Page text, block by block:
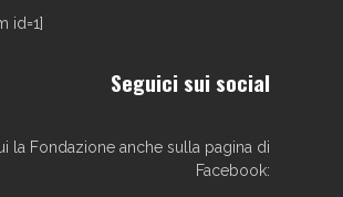
id=1]
Seguici sui social
la Fondazione anche sulla pagina di
Facebook: